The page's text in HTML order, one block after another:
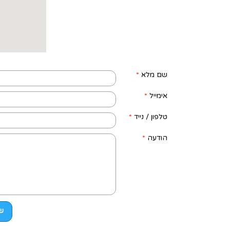
שם מלא *
אימייל *
טלפון / נייד *
הודעה *